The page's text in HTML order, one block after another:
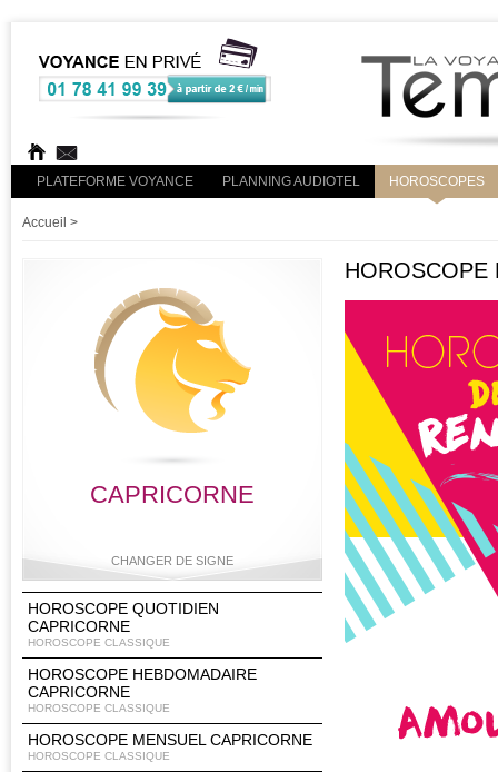
PLATEFORME VOYANCE PLANNING AUDIOTEL HOROSCOPES
Accueil >
CAPRICORNE
CHANGER DE SIGNE
Lion Vierge
HOROSCOPE QUOTIDIEN
CAPRICORNE
HOROSCOPE CLASSIQUE
HOROSCOPE HEBDOMADAIRE
CAPRICORNE
HOROSCOPE CLASSIQUE
HOROSCOPE MENSUEL CAPRICORNE
HOROSCOPE CLASSIQUE
HOROSCOPE